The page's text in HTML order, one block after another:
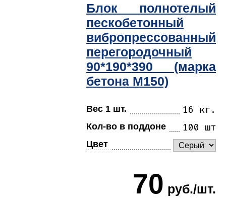
Блок полнотелый
пескобетонный
вибропрессованный
перегородочный
90*190*390 (марка
бетона М150)
Вес 1 шт. 16 кг.
Кол-во в поддоне 100 шт
Цвет
70 руб./шт.